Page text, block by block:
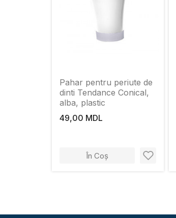
Pahar pentru periute de
dinti Tendance Conical,
alba, plastic
49,00 MDL
În Coș